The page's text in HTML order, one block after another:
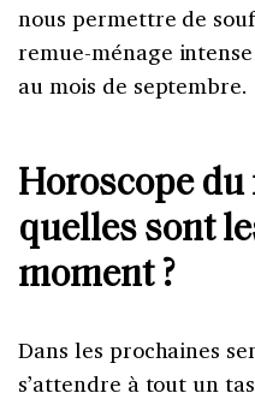
nous permettre de
remue-ménage
au mois de septembre.
Horoscope du
quelles sont
moment ?
Dans les prochaines
s’attendre à tout un